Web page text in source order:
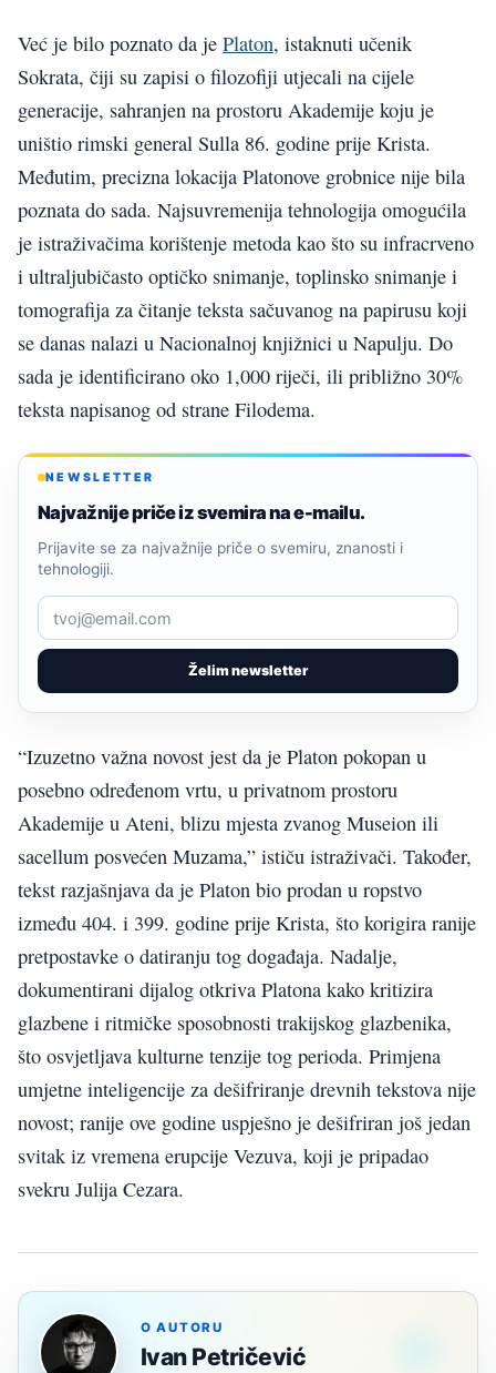
Već je bilo poznato da je Platon, istaknuti učenik
Sokrata, čiji su zapisi o filozofiji utjecali na cijele
generacije, sahranjen na prostoru Akademije koju je
uništio rimski general Sulla 86. godine prije Krista.
Međutim, precizna lokacija Platonove grobnice nije bila
poznata do sada. Najsuvremenija tehnologija omogućila
je istraživačima korištenje metoda kao što su infracrveno
i ultraljubičasto optičko snimanje, toplinsko snimanje i
tomografija za čitanje teksta sačuvanog na papirusu koji
se danas nalazi u Nacionalnoj knjižnici u Napulju. Do
sada je identificirano oko 1,000 riječi, ili približno 30%
teksta napisanog od strane Filodema.
NEWSLETTER
Najvažnije priče iz svemira na e-mailu.
Želim newsletter
Prijavite se za najvažnije priče o svemiru, znanosti i
tehnologiji.
“Izuzetno važna novost jest da je Platon pokopan u
posebno određenom vrtu, u privatnom prostoru
Akademije u Ateni, blizu mjesta zvanog Museion ili
sacellum posvećen Muzama,” ističu istraživači. Također,
tekst razjašnjava da je Platon bio prodan u ropstvo
između 404. i 399. godine prije Krista, što korigira ranije
pretpostavke o datiranju tog događaja. Nadalje,
dokumentirani dijalog otkriva Platona kako kritizira
glazbene i ritmičke sposobnosti trakijskog glazbenika,
što osvjetljava kulturne tenzije tog perioda. Primjena
umjetne inteligencije za dešifriranje drevnih tekstova nije
novost; ranije ove godine uspješno je dešifriran još jedan
svitak iz vremena erupcije Vezuva, koji je pripadao
svekru Julija Cezara.
O AUTORU
Ivan Petričević